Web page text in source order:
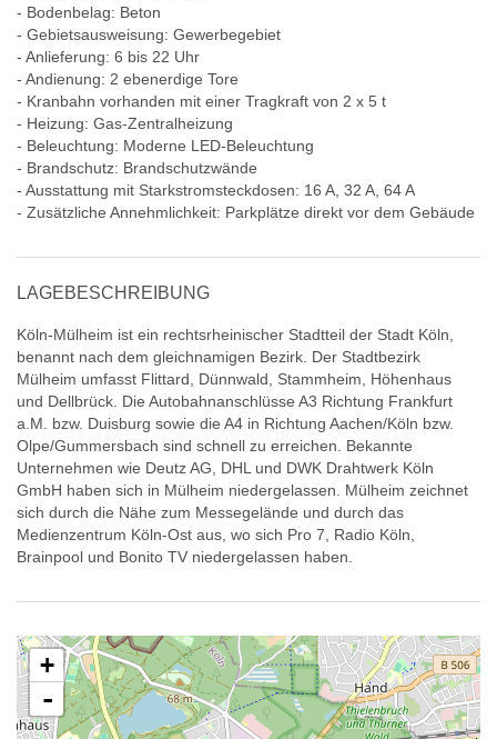
- Bodenbelag: Beton
- Gebietsausweisung: Gewerbegebiet
- Anlieferung: 6 bis 22 Uhr
- Andienung: 2 ebenerdige Tore
- Kranbahn vorhanden mit einer Tragkraft von 2 x 5 t
- Heizung: Gas-Zentralheizung
- Beleuchtung: Moderne LED-Beleuchtung
- Brandschutz: Brandschutzwände
- Ausstattung mit Starkstromsteckdosen: 16 A, 32 A, 64 A
- Zusätzliche Annehmlichkeit: Parkplätze direkt vor dem Gebäude
LAGEBESCHREIBUNG
Köln-Mülheim ist ein rechtsrheinischer Stadtteil der Stadt Köln,
benannt nach dem gleichnamigen Bezirk. Der Stadtbezirk
Mülheim umfasst Flittard, Dünnwald, Stammheim, Höhenhaus
und Dellbrück. Die Autobahnanschlüsse A3 Richtung Frankfurt
a.M. bzw. Duisburg sowie die A4 in Richtung Aachen/Köln bzw.
Olpe/Gummersbach sind schnell zu erreichen. Bekannte
Unternehmen wie Deutz AG, DHL und DWK Drahtwerk Köln
GmbH haben sich in Mülheim niedergelassen. Mülheim zeichnet
sich durch die Nähe zum Messegelände und durch das
Medienzentrum Köln-Ost aus, wo sich Pro 7, Radio Köln,
Brainpool und Bonito TV niedergelassen haben.
+
-